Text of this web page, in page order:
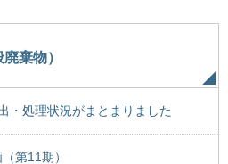
棄物）
・処理状況がまとまりました
第11期）